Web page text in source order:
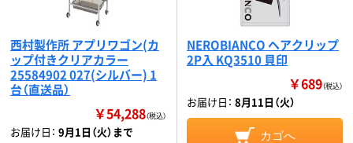
西村製作所 アプリワゴン(カ
ップ付きクリアカラー
25584902 027(シルバー) 1
台（直送品）
￥54,288（税込）
お届け日： 9月1日（火）まで
NEROBIANCO ヘアクリップ
2P入 KQ3510 貝印
￥689（税込）
お届け日： 8月11日（火）
カゴへ